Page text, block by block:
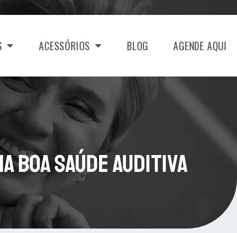
ACESSÓRIOS BLOG AGENDE AQUI
Boa Saúde Auditiva